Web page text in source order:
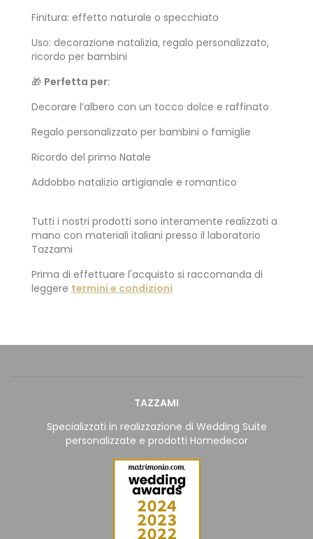
Finitura: effetto naturale o specchiato
Uso: decorazione natalizia, regalo personalizzato,
ricordo per bambini
🎁 Perfetta per:
Decorare l’albero con un tocco dolce e raffinato
Regalo personalizzato per bambini o famiglie
Ricordo del primo Natale
Addobbo natalizio artigianale e romantico
Tutti i nostri prodotti sono interamente realizzati a
mano con materiali italiani presso il laboratorio
Tazzami
Prima di effettuare l'acquisto si raccomanda di
leggere termini e condizioni
TAZZAMI
Specializzati in realizzazione di Wedding Suite
personalizzate e prodotti Homedecor